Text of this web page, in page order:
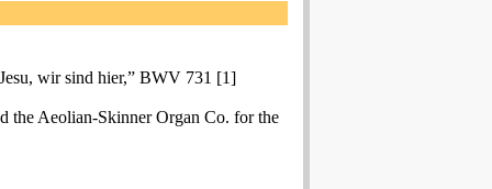
wir sind hier,” BWV 731 [1]
the Aeolian-Skinner Organ Co. for the